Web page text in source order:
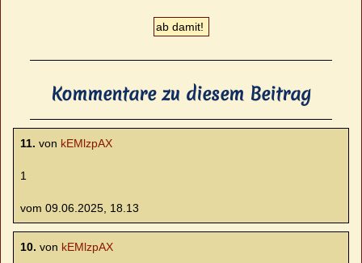
Kommentare zu diesem Beitrag
11. von kEMlzpAX
1
vom 09.06.2025, 18.13
10. von kEMlzpAX